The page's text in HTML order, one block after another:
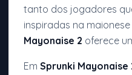
tanto dos jogadores
inspiradas na
Mayonaise 2 oferece
Em Sprunki Mayonaise